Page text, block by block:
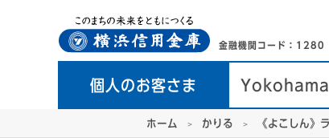
金融機関コード：1280
個人のお客さま
ホーム かりる 《よこしん》